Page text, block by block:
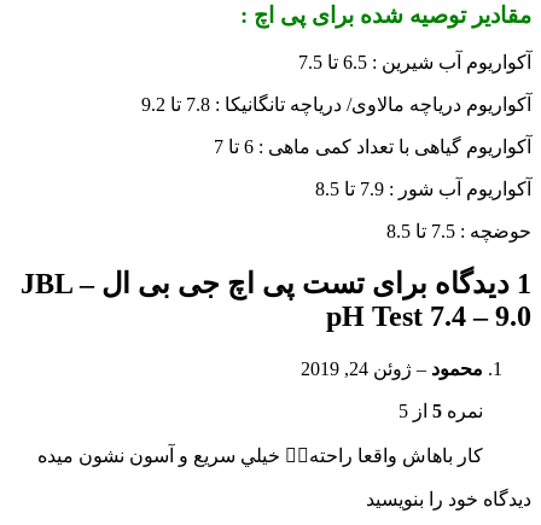
مقادیر توصیه شده برای پی اچ :
آکواریوم آب شیرین : 6.5 تا 7.5
آکواریوم دریاچه مالاوی/ دریاچه تانگانیکا : 7.8 تا 9.2
آکواریوم گیاهی با تعداد کمی ماهی : 6 تا 7
آکواریوم آب شور : 7.9 تا 8.5
حوضچه : 7.5 تا 8.5
1 دیدگاه برای
تست پی اچ جی بی ال – JBL
pH Test 7.4 – 9.0
محمود – ژوئن 24, 2019
نمره 5 از 5
كار باهاش واقعا راحته👍🏼 خيلي سريع و آسون نشون ميده
دیدگاه خود را بنویسید